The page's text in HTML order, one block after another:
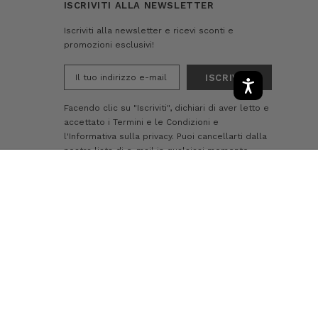
ISCRIVITI ALLA NEWSLETTER
Iscriviti alla newsletter e ricevi sconti e
promozioni esclusivi!
Facendo clic su "Iscriviti", dichiari di aver letto e
accettato i Termini e le Condizioni e
l'Informativa sulla privacy. Puoi cancellarti dalla
nostra lista di e-mail in qualsiasi momento